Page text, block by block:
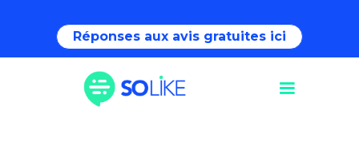
Réponses aux avis gratuites ici